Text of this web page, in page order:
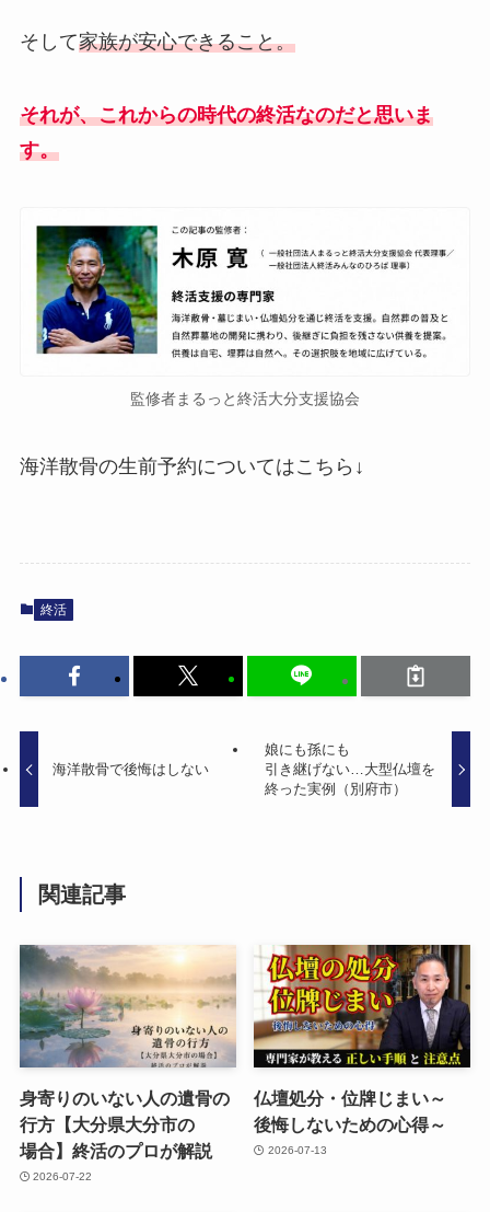
そして家族が安心できること。
それが、これからの時代の終活なのだと思いま
す。
監修者まるっと終活大分支援協会
海洋散骨の生前予約についてはこちら↓
終活
海洋散骨で​後悔は​しない
娘にも​孫にも​
引き継げない…​大型仏壇を​
終った​実例​（別府市）
関連記事
身寄りのいない​人の​遺骨の​
行方​【大分県大分市の​
場合】終活の​プロが​解説
2026-07-22
仏壇処分・位牌じまい​～
後悔しないための​心得～
2026-07-13